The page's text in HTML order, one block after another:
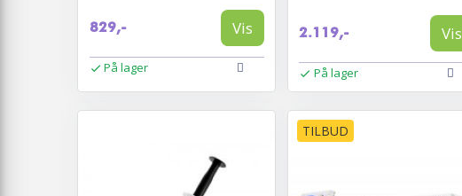
829,- Vis
På lager
2.119,- Vis
På lager
TILBUD